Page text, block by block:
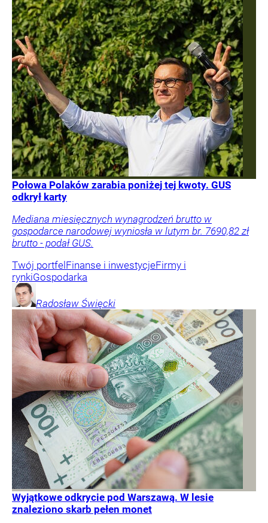
Połowa Polaków zarabia poniżej tej kwoty. GUS
odkrył karty
Mediana miesięcznych wynagrodzeń brutto w
gospodarce narodowej wyniosła w lutym br. 7690,82 zł
brutto - podał GUS.
Twój portfelFinanse i inwestycjeFirmy i
rynkiGospodarka
Radosław Święcki
Wyjątkowe odkrycie pod Warszawą. W lesie
znaleziono skarb pełen monet